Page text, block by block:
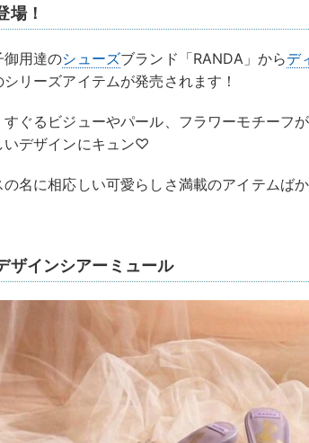
場！
御用達のシューズブランド「RANDA」からデ
リーズアイテムが発売されます！
すぐるビジューやパール、フラワーモチーフ
いデザインにキュン♡
名に相応しい可愛らしさ満載のアイテムばか
ザインシアーミュール